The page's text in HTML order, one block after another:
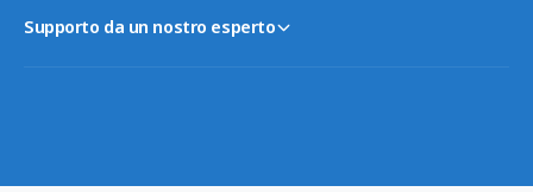
Supporto da un nostro esperto
e